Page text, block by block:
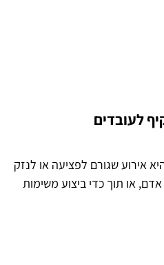
לעובדים
אירוע שגורם לפציעה או לנזק
או תוך כדי ביצוע משימות